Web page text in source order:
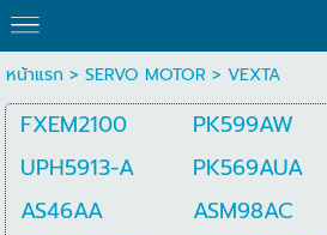
หน้าแรก > SERVO MOTOR > VEXTA
FXEM2100 PK599AW
UPH5913-A
PK569AUA
AS46AA
ASM98AC